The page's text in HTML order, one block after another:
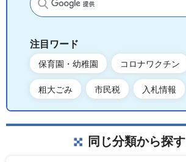
サイト内検索
注目ワード
保育園・幼稚園 コロナワクチン
粗大ごみ 市民税 入札情報
同じ分類から探す